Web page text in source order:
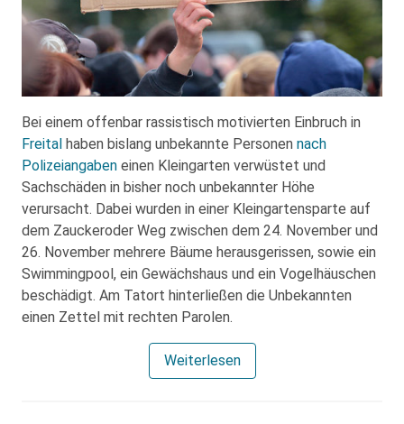
Bei einem offenbar rassistisch motivierten Einbruch in
Freital haben bislang unbekannte Personen nach
Polizeiangaben einen Kleingarten verwüstet und
Sachschäden in bisher noch unbekannter Höhe
verursacht. Dabei wurden in einer Kleingartensparte auf
dem Zauckeroder Weg zwischen dem 24. November und
26. November mehrere Bäume herausgerissen, sowie ein
Swimmingpool, ein Gewächshaus und ein Vogelhäuschen
beschädigt. Am Tatort hinterließen die Unbekannten
einen Zettel mit rechten Parolen.
Weiterlesen